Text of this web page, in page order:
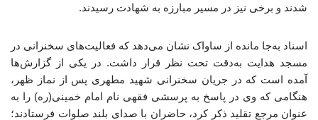
شدند و برخی نیز در مسیر مبارزه به شهادت رسیدند.
اسناد به‌جا مانده از ساواک نشان می‌دهد که فعالیت‌های سخنرانی در
مسجد هدایت به‌دقت تحت نظر قرار داشت. در یکی از گزارش‌ها
آمده است که در جریان سخنرانی شهید مطهری پس از نماز ظهر،
هنگامی که وی در پاسخ به پرسشی فقهی نام امام خمینی(ره) را به
عنوان مرجع تقلید ذکر کرد، حاضران با صدای بلند صلوات فرستادند؛